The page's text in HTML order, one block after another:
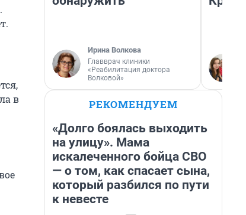
в
Ирина Волкова
Главврач клиники
«Реабилитация доктора
Волковой»
РЕКОМЕНДУЕМ
«Долго боялась выходить
на улицу». Мама
искалеченного бойца СВО
— о том, как спасает сына,
который разбился по пути
к невесте